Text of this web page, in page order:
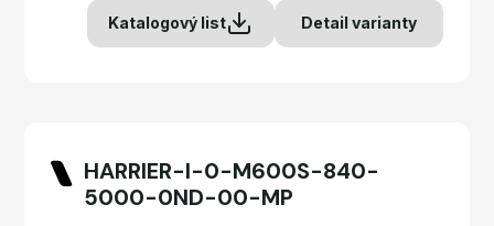
Katalogový list Detail varianty
HARRIER-I-0-M600S-840-
5000-0ND-00-MP